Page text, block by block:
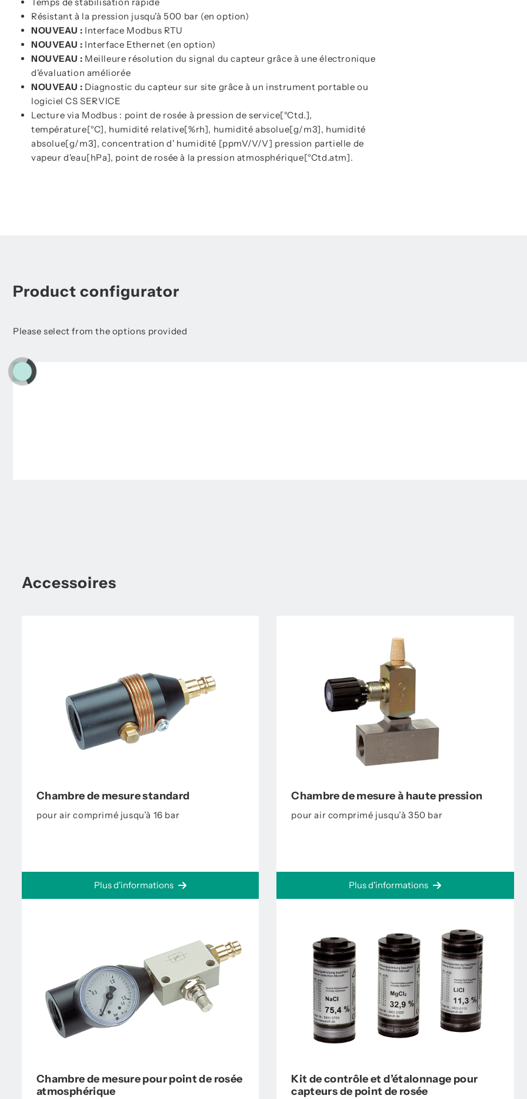
Résistant à la pression jusqu'à 500 bar (en option)
NOUVEAU : Interface Modbus RTU
NOUVEAU : Interface Ethernet (en option)
NOUVEAU : Meilleure résolution du signal du capteur grâce à une électronique
d'évaluation améliorée
NOUVEAU : Diagnostic du capteur sur site grâce à un instrument portable ou
logiciel CS SERVICE
Lecture via Modbus : point de rosée à pression de service[°Ctd.],
température[°C], humidité relative[%rh], humidité absolue[g/m3], humidité
absolue[g/m3], concentration d' humidité [ppmV/V/V] pression partielle de
vapeur d'eau[hPa], point de rosée à la pression atmosphérique[°Ctd.atm].
Product configurator
Please select from the options provided
Accessoires
Chambre de mesure standard
pour air comprimé jusqu’à 16 bar
Plus d'informations
Chambre de mesure à haute pression
pour air comprimé jusqu’à 350 bar
Plus d'informations
Chambre de mesure pour point de rosée
atmosphérique
Kit de contrôle et d’étalonnage pour
capteurs de point de rosée